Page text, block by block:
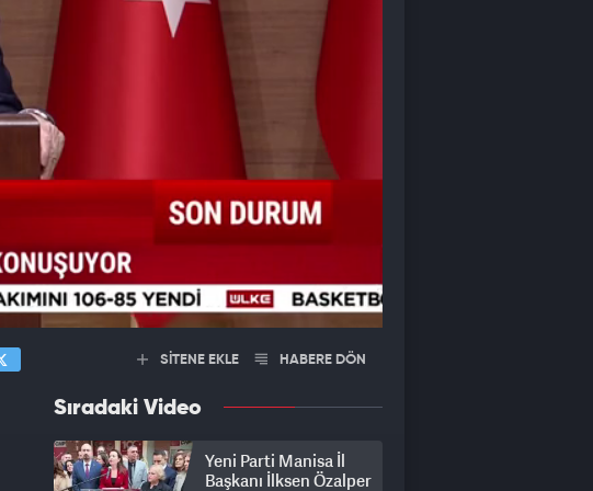
SİTENE EKLE HABERE DÖN
Sıradaki Video
Yeni Parti Manisa İl
Başkanı İlksen Özalper